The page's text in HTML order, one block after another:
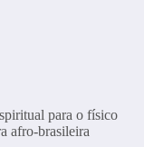
para o físico